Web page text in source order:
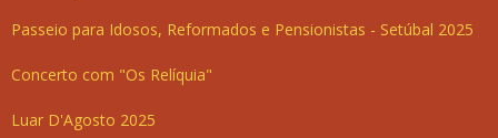
Passeio para Idosos, Reformados e Pensionistas - Setúbal 2025
Concerto com "Os Relíquia"
Luar D'Agosto 2025